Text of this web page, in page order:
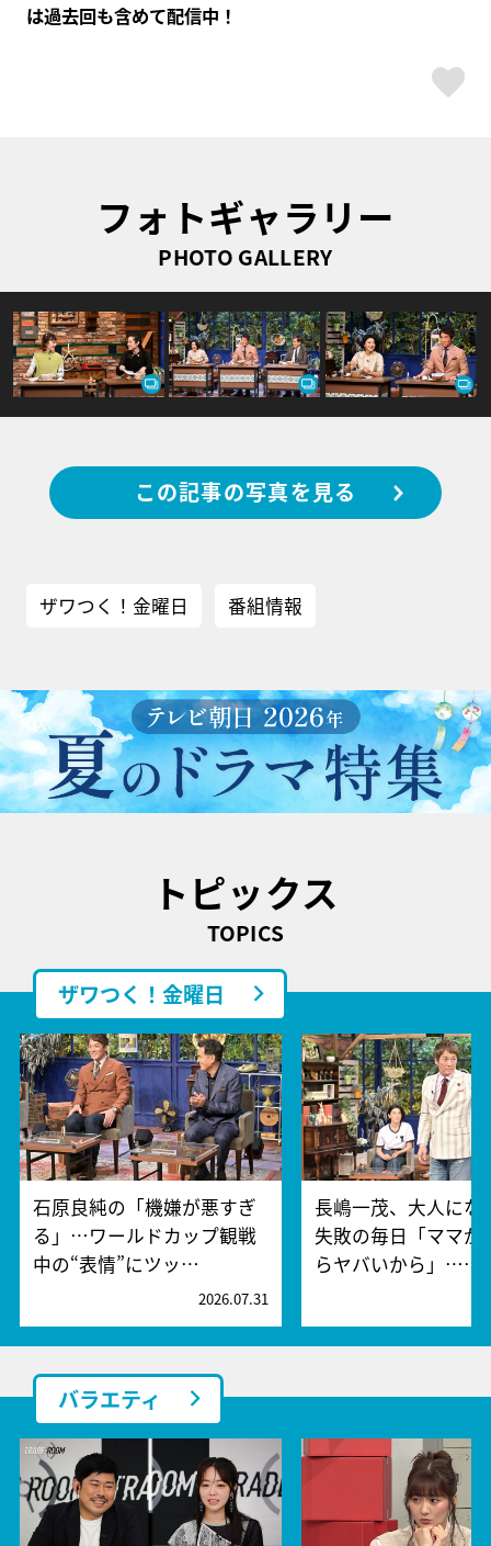
は過去回も含めて配信中！
フォトギャラリー
PHOTO GALLERY
この記事の写真を見る
ザワつく！金曜日 番組情報
トピックス
TOPICS
ザワつく！金曜日
石原良純の「機嫌が悪すぎ
る」…ワールドカップ観戦
中の“表情”にツッ…
2026.07.31
長嶋一茂、大人にな
失敗の毎日「ママが
らヤバいから」……
バラエティ